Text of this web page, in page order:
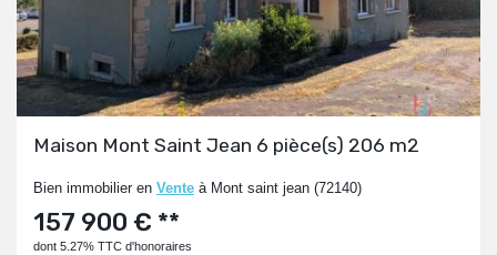
Maison Mont Saint Jean 6 pièce(s) 206 m2
Bien immobilier en Vente à Mont saint jean (72140)
157 900 € **
dont 5.27% TTC d'honoraires